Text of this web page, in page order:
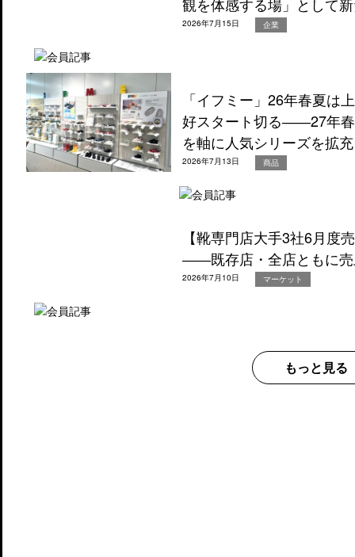
観を体感する場」として
2026年7月15日 企業
「イフミー」26年春夏は
好スタート切る――27年
を軸に人気シリーズを拡充
2026年7月13日 商品
【靴専門店大手3社6月度
――既存店・全店ともに売
2026年7月10日 マーケット
もっと見る